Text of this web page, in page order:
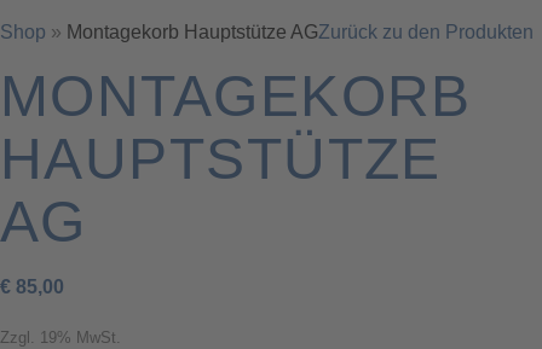
Shop » Montagekorb Hauptstütze AGZurück zu den Produkten
MONTAGEKORB
HAUPTSTÜTZE
AG
€ 85,00
Zzgl. 19% MwSt.